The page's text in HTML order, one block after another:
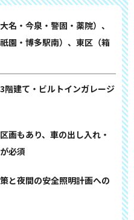
名・今泉・警固・薬院）、
園・博多駅南）、東区（箱
階建て・ビルトインガレージ
画もあり、車の出し入れ・
必須
と夜間の安全照明計画への